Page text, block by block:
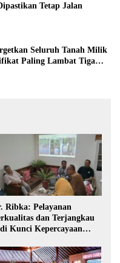
Tetap Jalan
Seluruh Tanah Milik
Paling Lambat Tiga
Ribka: Pelayanan
dan Terjangkau
Kunci Kepercayaan